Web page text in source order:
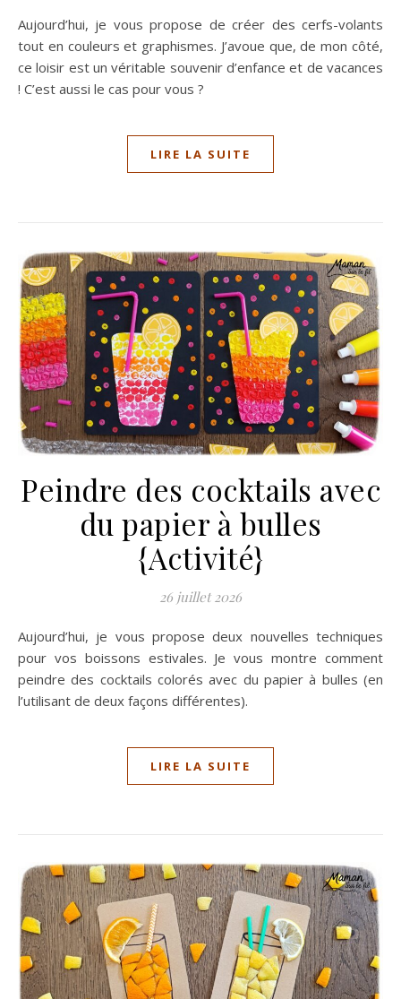
Aujourd’hui, je vous propose de créer des cerfs-volants
tout en couleurs et graphismes. J’avoue que, de mon côté,
ce loisir est un véritable souvenir d’enfance et de vacances
! C’est aussi le cas pour vous ?
LIRE LA SUITE
Peindre des cocktails avec
du papier à bulles
{Activité}
26 juillet 2026
Aujourd’hui, je vous propose deux nouvelles techniques
pour vos boissons estivales. Je vous montre comment
peindre des cocktails colorés avec du papier à bulles (en
l’utilisant de deux façons différentes).
LIRE LA SUITE